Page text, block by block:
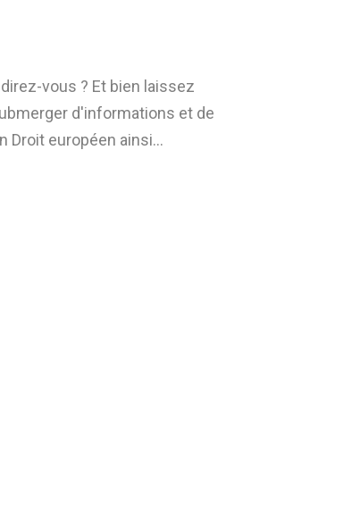
vous ? Et bien laissez
d'informations et de
Droit européen ainsi…